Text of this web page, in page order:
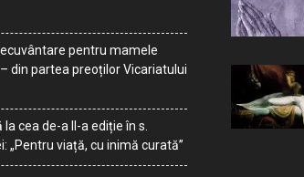
pentru mamele
din partea preoților Vicariatului
cea de-a II-a ediție în s.
„Pentru viață, cu inimă curată”